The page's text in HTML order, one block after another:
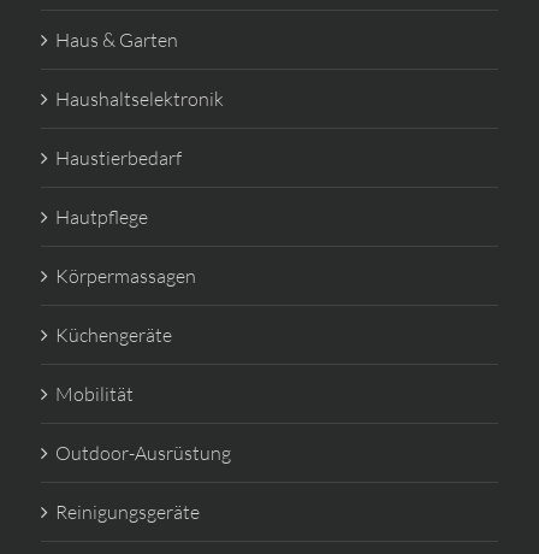
Haus & Garten
Haushaltselektronik
Haustierbedarf
Hautpflege
Körpermassagen
Küchengeräte
Mobilität
Outdoor-Ausrüstung
Reinigungsgeräte